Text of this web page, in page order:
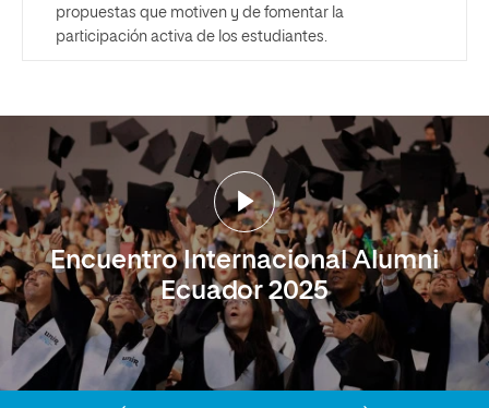
propuestas que motiven y de fomentar la
participación activa de los estudiantes.
Encuentro Internacional Alumni
Ecuador 2025